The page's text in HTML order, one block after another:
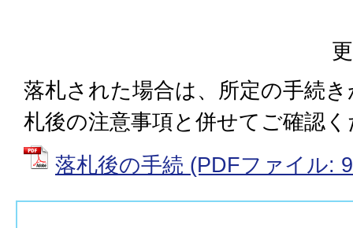
落札された場合は、所定の手続
札後の注意事項と併せてご確認
落札後の手続 (PDFファイル: